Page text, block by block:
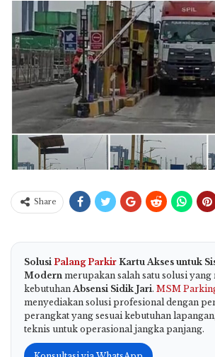
Share
Solusi Palang Parkir Kartu Akses untuk
Modern merupakan salah satu solusi
kebutuhanAbsensi Sidik Jari. MSM
menyediakan solusi profesional dengan
perangkat yang sesuai kebutuhan
teknis untuk operasional jangka panjang.